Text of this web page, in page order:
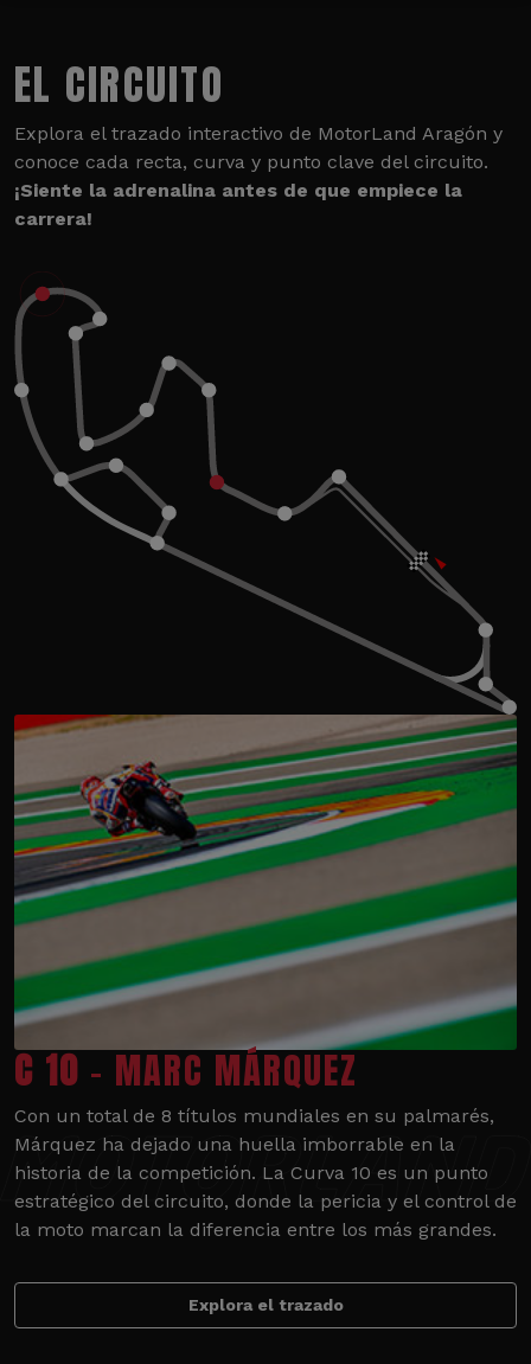
EL CIRCUITO
Explora el trazado interactivo de MotorLand Aragón y
conoce cada recta, curva y punto clave del circuito.
¡Siente la adrenalina antes de que empiece la
carrera!
C 10 - MARC MÁRQUEZ
Con un total de 8 títulos mundiales en su palmarés,
Márquez ha dejado una huella imborrable en la
historia de la competición. La Curva 10 es un punto
estratégico del circuito, donde la pericia y el control de
la moto marcan la diferencia entre los más grandes.
Explora el trazado